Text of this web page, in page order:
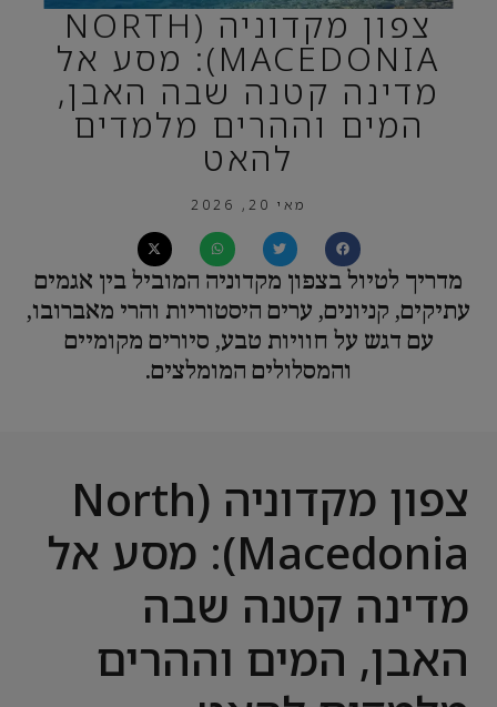
צפון מקדוניה (NORTH
MACEDONIA): מסע אל
מדינה קטנה שבה האבן,
המים וההרים מלמדים
להאט
מאי 20, 2026
מדריך לטיול בצפון מקדוניה המוביל בין אגמים
עתיקים, קניונים, ערים היסטוריות והרי מאברובו,
עם דגש על חוויות טבע, סיורים מקומיים
והמסלולים המומלצים.
צפון מקדוניה (North
Macedonia): מסע אל
מדינה קטנה שבה
האבן, המים וההרים